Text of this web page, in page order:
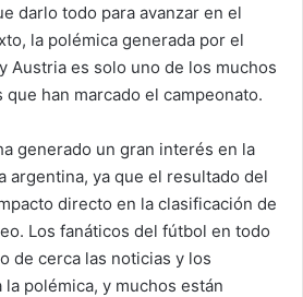
darlo todo para avanzar en el
la polémica generada por el
Austria es solo uno de los muchos
han marcado el campeonato.
generado un gran interés en la
argentina, ya que el resultado del
directo en la clasificación de
Los fanáticos del fútbol en todo
de cerca las noticias y los
polémica, y muchos están